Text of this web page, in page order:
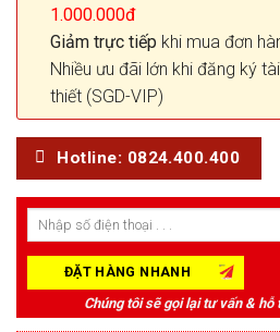
1.000.000đ
Giảm trực tiếp khi mua đơn
Nhiều ưu đãi lớn khi đăng ký
thiết (SGD-VIP)
Hotline: 0824.400.400
Chúng tôi sẽ gọi lại tư vấn &